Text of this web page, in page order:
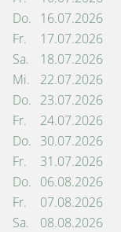
Do. 16.07.2026
Fr.
17.07.2026
Sa.
18.07.2026
Mi.
22.07.2026
Do. 23.07.2026
Fr.
24.07.2026
Do. 30.07.2026
Fr.
31.07.2026
Do. 06.08.2026
Fr.
07.08.2026
Sa.
08.08.2026